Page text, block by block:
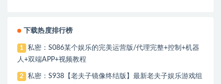
下载热度排行榜
1
私密：S086某个娱乐的完美运营版/代理完整+控制+机器
人+双端APP+视频教程
2
私密：S938【老夫子镜像终结版】最新老夫子娱乐游戏组